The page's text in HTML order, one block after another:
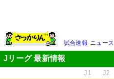
試合速報 ニュース
Jリーグ 最新情報
J1 J2